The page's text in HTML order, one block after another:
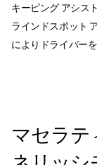
キーピング アシス
ラインドスポット
によりドライバー
マセラテ